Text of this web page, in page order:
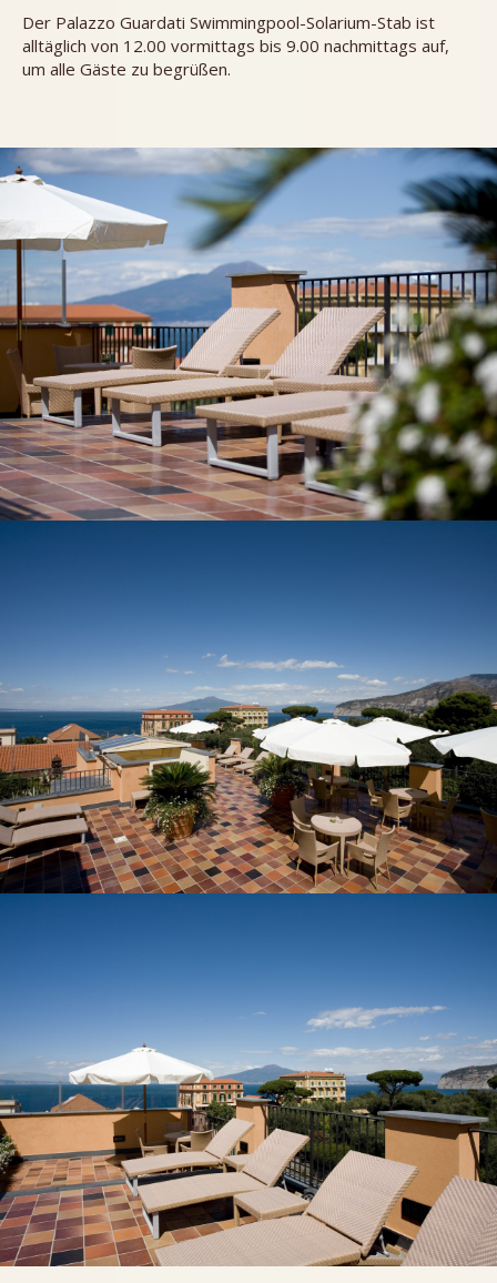
Der Palazzo Guardati Swimmingpool-Solarium-Stab ist
alltäglich von 12.00 vormittags bis 9.00 nachmittags auf,
um alle Gäste zu begrüßen.